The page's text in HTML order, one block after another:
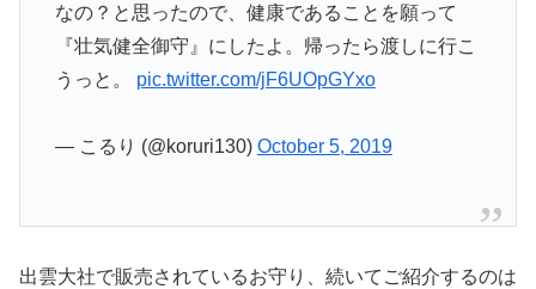
なの？と思ったので、健康であることを願って
『壮気健全御守』にしたよ。帰ったら渡しに行こ
うっと。 pic.twitter.com/jF6UOpGYxo
— こるり (@koruri130) October 5, 2019
出雲大社で販売されているお守り、続いてご紹介するのは